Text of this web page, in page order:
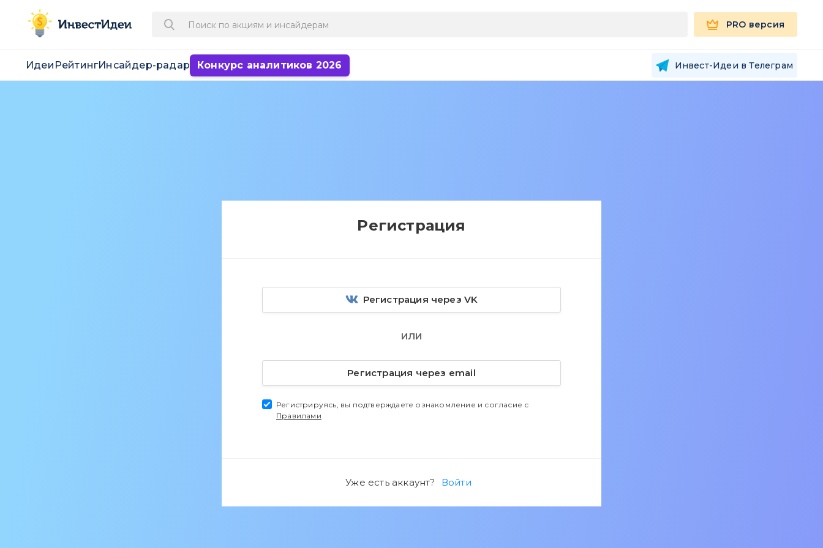
PRO версия
Идеи РейтингИнсайдер-радар Конкурс аналитиков 2026 Инвест-Идеи в Телеграм
Регистрация
Регистрация через VK
ИЛИ
Регистрация через email
Регистрируясь, вы подтверждаете ознакомление и согласие с
Правилами
Уже есть аккаунт? Войти